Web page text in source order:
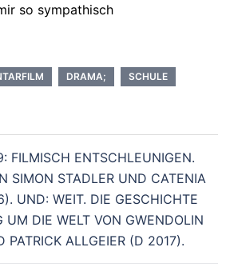
so sympathisch
DRAMA; SCHULE
FILMISCH ENTSCHLEUNIGEN.
SIMON STADLER UND CATENIA
UND: WEIT. DIE GESCHICHTE
UM DIE WELT VON GWENDOLIN
PATRICK ALLGEIER (D 2017).